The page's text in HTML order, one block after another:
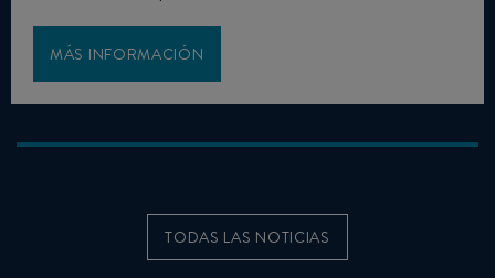
MÁS INFORMACIÓN
TODAS LAS NOTICIAS